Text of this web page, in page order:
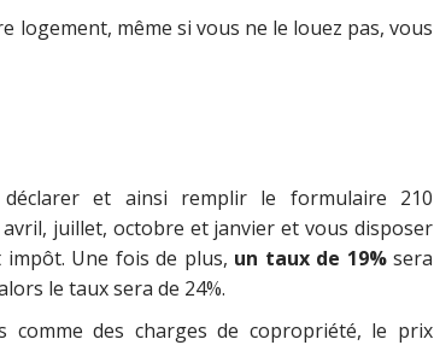
logement, même si vous ne le louez pas, vous
et ainsi remplir le formulaire 210
juillet, octobre et janvier et vous disposer
Une fois de plus, un taux de 19%sera
le taux sera de 24%.
comme des charges de copropriété, le prix